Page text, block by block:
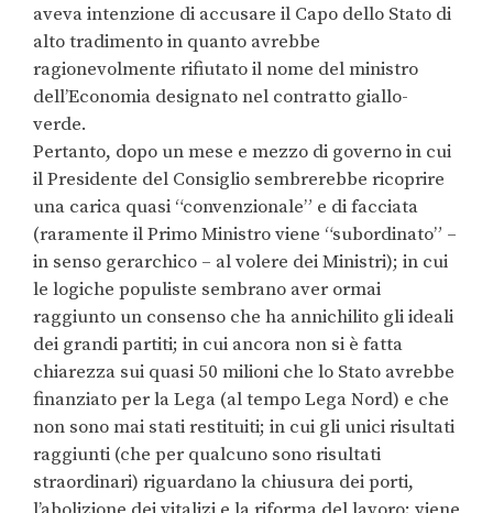
aveva intenzione di accusare il Capo dello Stato di
alto tradimento in quanto avrebbe
ragionevolmente rifiutato il nome del ministro
dell’Economia designato nel contratto giallo-
verde.
Pertanto, dopo un mese e mezzo di governo in cui
il Presidente del Consiglio sembrerebbe ricoprire
una carica quasi “convenzionale” e di facciata
(raramente il Primo Ministro viene “subordinato” –
in senso gerarchico – al volere dei Ministri); in cui
le logiche populiste sembrano aver ormai
raggiunto un consenso che ha annichilito gli ideali
dei grandi partiti; in cui ancora non si è fatta
chiarezza sui quasi 50 milioni che lo Stato avrebbe
finanziato per la Lega (al tempo Lega Nord) e che
non sono mai stati restituiti; in cui gli unici risultati
raggiunti (che per qualcuno sono risultati
straordinari) riguardano la chiusura dei porti,